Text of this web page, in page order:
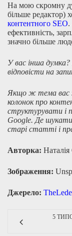
На мою скромну
більше редактор)
контентного SEO.
ефективність,
значно більше
У вас інша думка?
відповісти на
Якщо ж тема вас
колонок про
структурувати і
Google. Де
старі статті і
Авторка:
Зображення:
Джерело: TheLede
5